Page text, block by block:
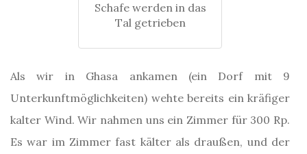
Schafe werden in das
Tal getrieben
Als wir in Ghasa ankamen (ein Dorf mit 9
Unterkunftmöglichkeiten) wehte bereits ein kräfiger
kalter Wind. Wir nahmen uns ein Zimmer für 300 Rp.
Es war im Zimmer fast kälter als draußen, und der